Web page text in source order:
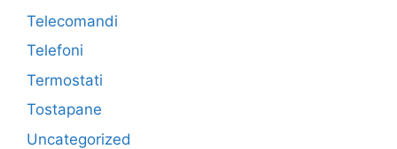
Telecomandi
Telefoni
Termostati
Tostapane
Uncategorized